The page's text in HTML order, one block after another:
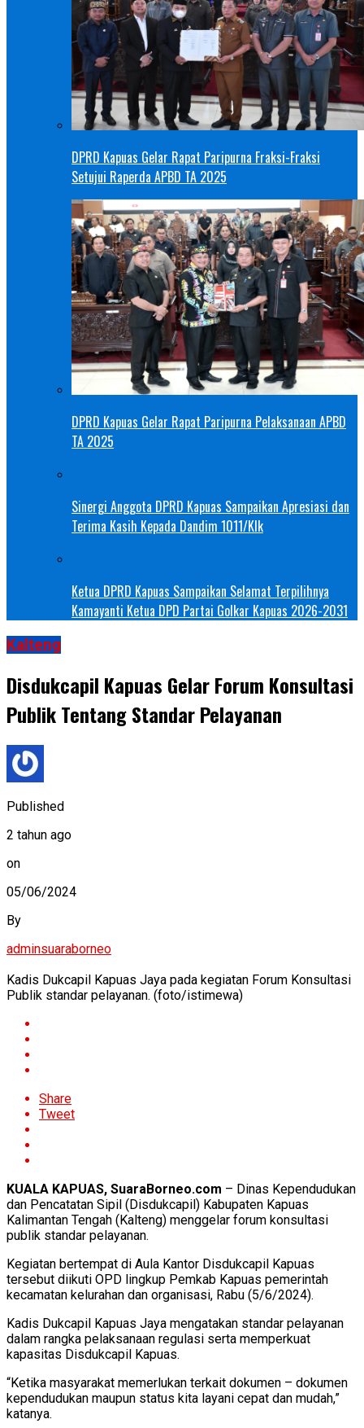
DPRD Kapuas Gelar Rapat Paripurna Fraksi-Fraksi
Setujui Raperda APBD TA 2025
DPRD Kapuas Gelar Rapat Paripurna Pelaksanaan APBD
TA 2025
Sinergi Anggota DPRD Kapuas Sampaikan Apresiasi dan
Terima Kasih Kepada Dandim 1011/Klk
Ketua DPRD Kapuas Sampaikan Selamat Terpilihnya
Kamayanti Ketua DPD Partai Golkar Kapuas 2026-2031
Kalteng
Disdukcapil Kapuas Gelar Forum Konsultasi
Publik Tentang Standar Pelayanan
Published
2 tahun ago
on
05/06/2024
By
adminsuaraborneo
Kadis Dukcapil Kapuas Jaya pada kegiatan Forum Konsultasi
Publik standar pelayanan. (foto/istimewa)
Share
Tweet
KUALA KAPUAS, SuaraBorneo.com – Dinas Kependudukan
dan Pencatatan Sipil (Disdukcapil) Kabupaten Kapuas
Kalimantan Tengah (Kalteng) menggelar forum konsultasi
publik standar pelayanan.
Kegiatan bertempat di Aula Kantor Disdukcapil Kapuas
tersebut diikuti OPD lingkup Pemkab Kapuas pemerintah
kecamatan kelurahan dan organisasi, Rabu (5/6/2024).
Kadis Dukcapil Kapuas Jaya mengatakan standar pelayanan
dalam rangka pelaksanaan regulasi serta memperkuat
kapasitas Disdukcapil Kapuas.
“Ketika masyarakat memerlukan terkait dokumen – dokumen
kependudukan maupun status kita layani cepat dan mudah,”
katanya.